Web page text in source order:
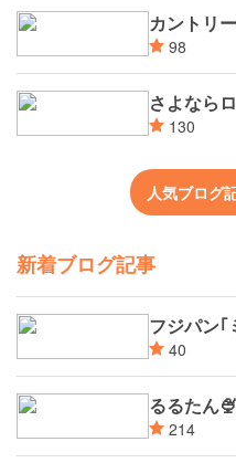
カントリ
98
さよなら
130
人気ブログ
新着ブログ記事
フジパン｢
40
214